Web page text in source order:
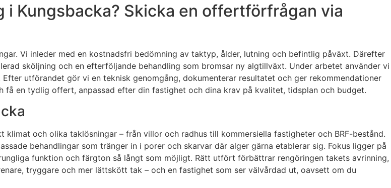
Kungsbacka? Skicka en offertförfrågan via
Vi inleder med en kostnadsfri bedömning av taktyp, ålder, lutning och befintlig påväxt. Därefter
sköljning och en efterföljande behandling som bromsar ny algtillväxt. Under arbetet använder vi
utförandet gör vi en teknisk genomgång, dokumenterar resultatet och ger rekommendationer
en tydlig offert, anpassad efter din fastighet och dina krav på kvalitet, tidsplan och budget.
och olika taklösningar – från villor och radhus till kommersiella fastigheter och BRF-bestånd.
behandlingar som tränger in i porer och skarvar där alger gärna etablerar sig. Fokus ligger på
funktion och färgton så långt som möjligt. Rätt utfört förbättrar rengöringen takets avrinning,
tryggare och mer lättskött tak – och en fastighet som ser välvårdad ut, oavsett om du